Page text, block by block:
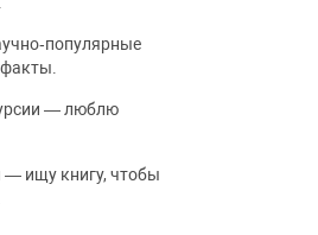
— люблю
— ищу книгу, чтобы